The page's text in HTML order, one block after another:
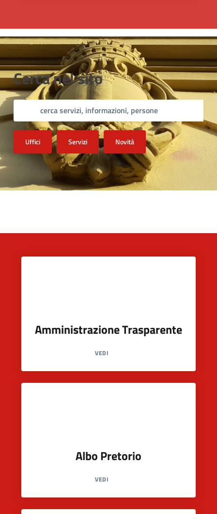
Cerca nel sito
Uffici Servizi Novità
Amministrazione Trasparente
VEDI
Albo Pretorio
VEDI